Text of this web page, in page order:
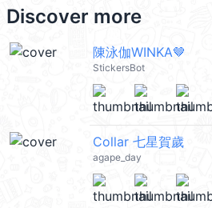
Discover more
陳泳伽WINKA🤎
StickersBot
Collar 七星賀歲
agape_day